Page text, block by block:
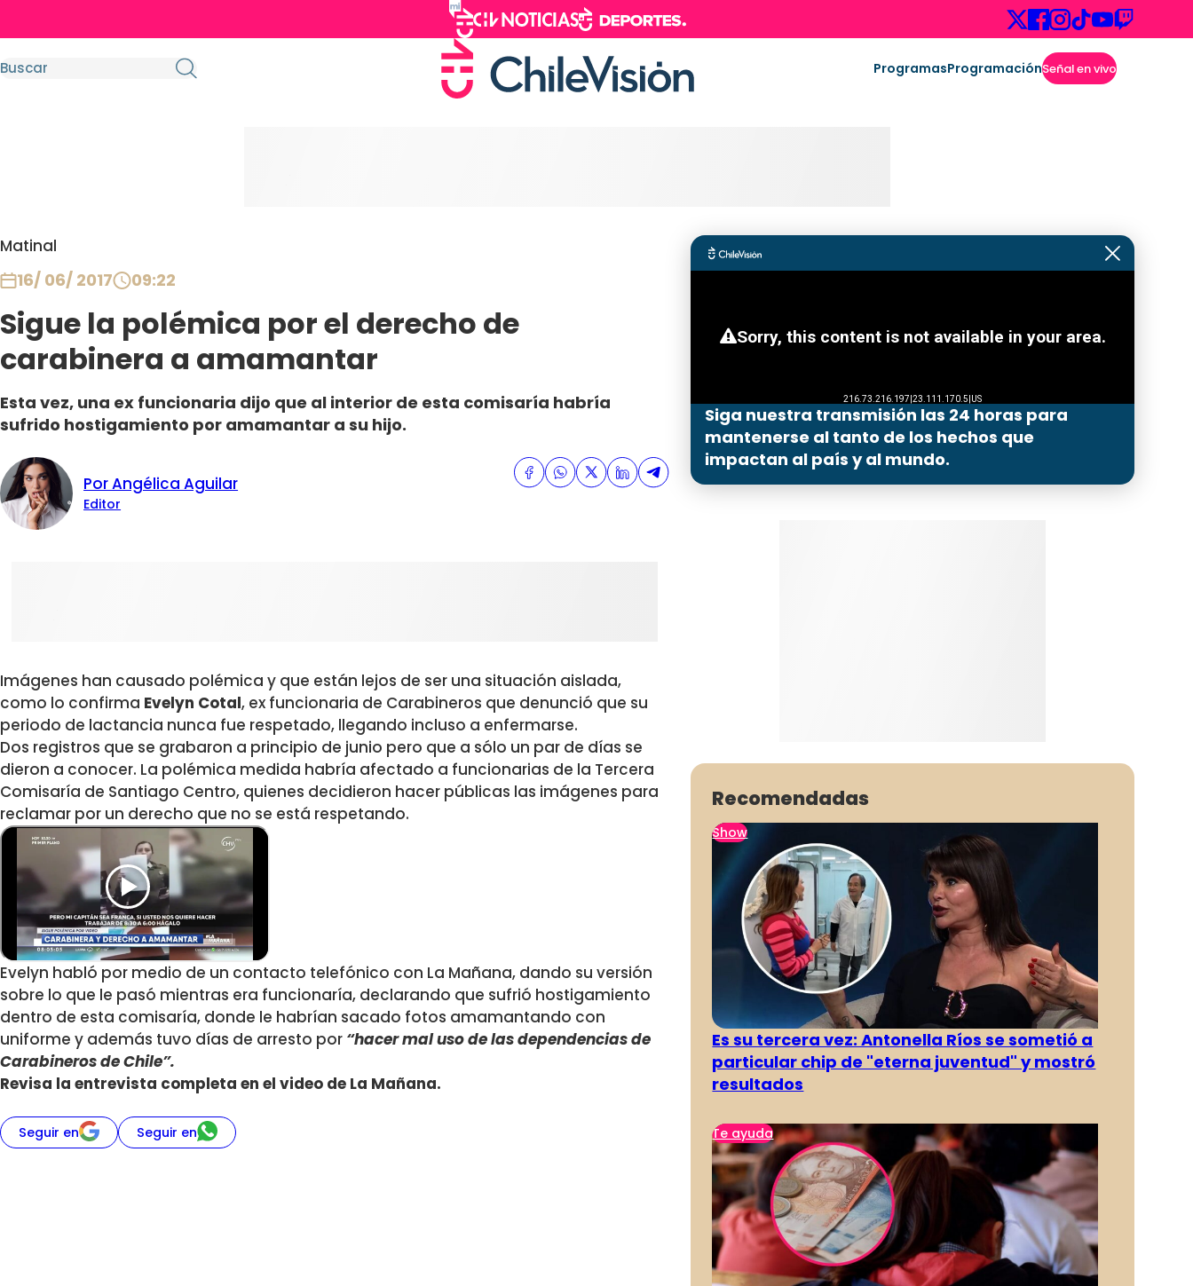
ProgramasProgramaciónSeñal en vivo
Matinal
16/ 06/ 2017 09:22
Sigue la polémica por el derecho de
carabinera a amamantar
Esta vez, una ex funcionaria dijo que al interior de esta comisaría habría
sufrido hostigamiento por amamantar a su hijo.
Por Angélica Aguilar
Editor
Imágenes han causado polémica y que están lejos de ser una situación aislada,
como lo confirma Evelyn Cotal, ex funcionaria de Carabineros que denunció que su
periodo de lactancia nunca fue respetado, llegando incluso a enfermarse.
Dos registros que se grabaron a principio de junio pero que a sólo un par de días se
dieron a conocer. La polémica medida habría afectado a funcionarias de la Tercera
Comisaría de Santiago Centro, quienes decidieron hacer públicas las imágenes para
reclamar por un derecho que no se está respetando.
Evelyn habló por medio de un contacto telefónico con La Mañana, dando su versión
sobre lo que le pasó mientras era funcionaría, declarando que sufrió hostigamiento
dentro de esta comisaría, donde le habrían sacado fotos amamantando con
uniforme y además tuvo días de arresto por “hacer mal uso de las dependencias de
Carabineros de Chile”.
Revisa la entrevista completa en el video de La Mañana.
Seguir en Seguir en
Siga nuestra transmisión las 24 horas para
mantenerse al tanto de los hechos que
impactan al país y al mundo.
Recomendadas
Show
Es su tercera vez: Antonella Ríos se sometió a
particular chip de "eterna juventud" y mostró
resultados
Te ayuda